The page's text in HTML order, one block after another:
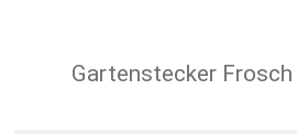
Gartenstecker